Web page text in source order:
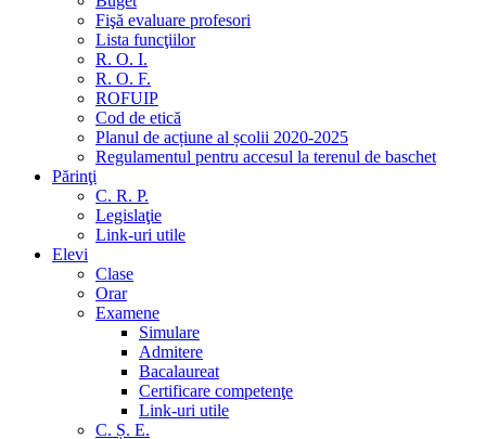
Fişă evaluare profesori
Lista funcţiilor
R. O. I.
R. O. F.
ROFUIP
Cod de etică
Planul de acțiune al școlii 2020-2025
Regulamentul pentru accesul la terenul de baschet
Părinţi
C. R. P.
Legislaţie
Link-uri utile
Elevi
Clase
Orar
Examene
Simulare
Admitere
Bacalaureat
Certificare competenţe
Link-uri utile
C. Ș. E.